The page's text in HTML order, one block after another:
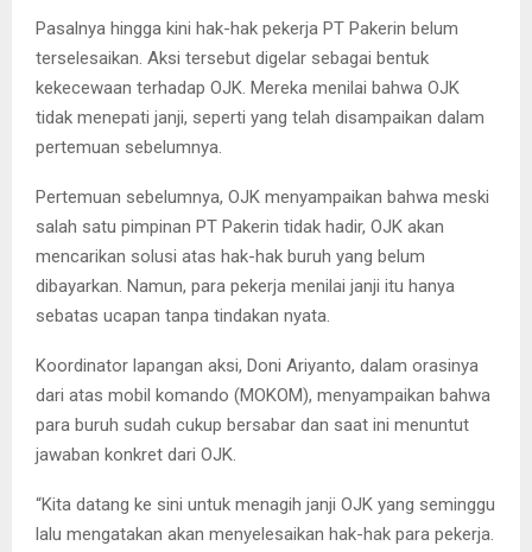
Pasalnya hingga kini hak-hak pekerja PT Pakerin belum
terselesaikan. Aksi tersebut digelar sebagai bentuk
kekecewaan terhadap OJK. Mereka menilai bahwa OJK
tidak menepati janji, seperti yang telah disampaikan dalam
pertemuan sebelumnya.
Pertemuan sebelumnya, OJK menyampaikan bahwa meski
salah satu pimpinan PT Pakerin tidak hadir, OJK akan
mencarikan solusi atas hak-hak buruh yang belum
dibayarkan. Namun, para pekerja menilai janji itu hanya
sebatas ucapan tanpa tindakan nyata.
Koordinator lapangan aksi, Doni Ariyanto, dalam orasinya
dari atas mobil komando (MOKOM), menyampaikan bahwa
para buruh sudah cukup bersabar dan saat ini menuntut
jawaban konkret dari OJK.
“Kita datang ke sini untuk menagih janji OJK yang seminggu
lalu mengatakan akan menyelesaikan hak-hak para pekerja.